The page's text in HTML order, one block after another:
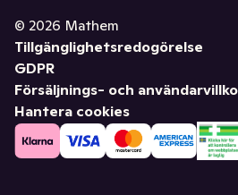
© 2026 Mathem
Tillgänglighetsredogörelse
GDPR
Försäljnings- och
Hantera cookies